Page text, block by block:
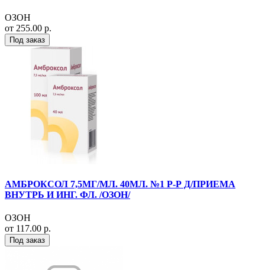
ОЗОН
от 255.00 р.
Под заказ
АМБРОКСОЛ 7,5МГ/МЛ. 40МЛ. №1 Р-Р Д/ПРИЕМА
ВНУТРЬ И ИНГ. ФЛ. /ОЗОН/
ОЗОН
от 117.00 р.
Под заказ